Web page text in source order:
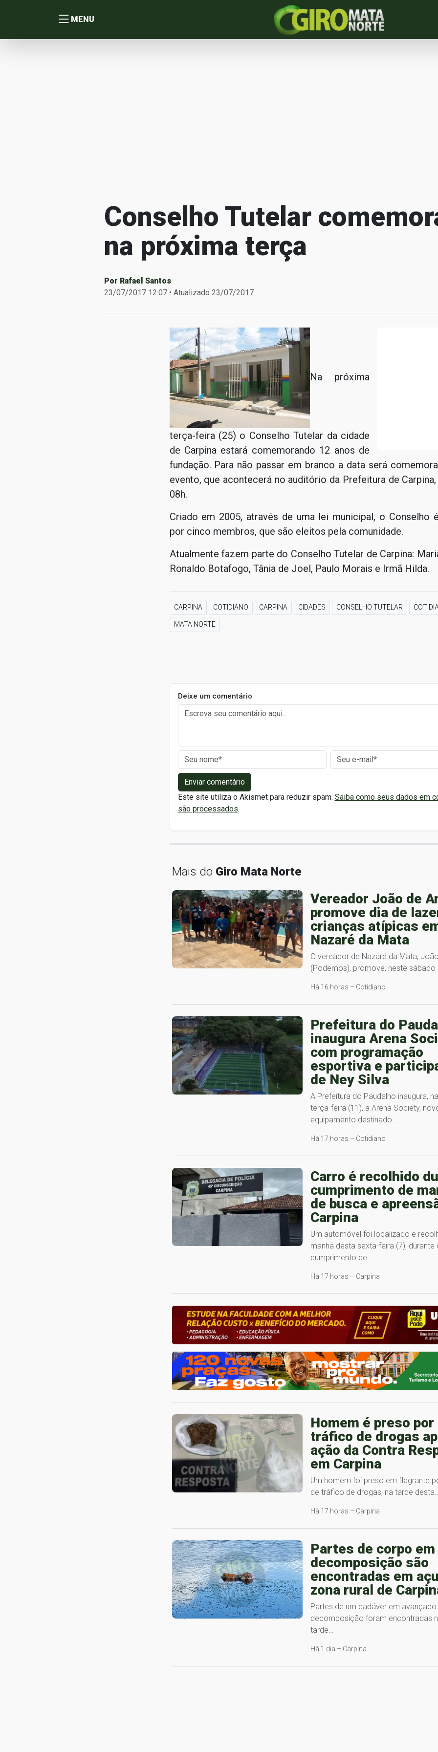
MENU
Conselho Tutelar
na próxima terça
Por Rafael Santos
23/07/2017 12:07 • Atualizado 23/07/2017
Na próxima
terça-feira (25) o Conselho Tutelar da cidade
de Carpina estará comemorando 12 anos de
fundação. Para não passar em branco a data será
evento, que acontecerá no auditório da Prefeitura de
08h.
Criado em 2005, através de uma lei municipal, o Conselho
por cinco membros, que são eleitos pela comunidade.
Atualmente fazem parte do Conselho Tutelar de Carpina:
Ronaldo Botafogo, Tânia de Joel, Paulo Morais e Irmã Hilda.
CARPINA COTIDIANO CARPINA CIDADES CONSELHO TUTELAR
MATA NORTE
Deixe um comentário
Enviar comentário
Este site utiliza o Akismet para reduzir spam. Saiba como seus dados em
são processados.
Mais do Giro Mata Norte
Vereador João de
promove dia de
crianças atípicas
Nazaré da Mata
O vereador de Nazaré da Mata,
(Podemos), promove, neste sábado
Há 16 horas – Cotidiano
Prefeitura do
inaugura Arena
com programação
esportiva e
de Ney Silva
A Prefeitura do Paudalho inaugura,
terça-feira (11), a Arena Society,
equipamento destinado…
Há 17 horas – Cotidiano
Carro é recolhido
cumprimento de
de busca e
Carpina
Um automóvel foi localizado e
manhã desta sexta-feira (7), durante
cumprimento de…
Há 17 horas – Carpina
Homem é preso por
tráfico de drogas
ação da Contra
em Carpina
Um homem foi preso em flagrante
de tráfico de drogas, na tarde
Há 17 horas – Carpina
Partes de corpo em
decomposição são
encontradas em
zona rural de
Partes de um cadáver em
decomposição foram encontradas
tarde…
Há 1 dia – Carpina